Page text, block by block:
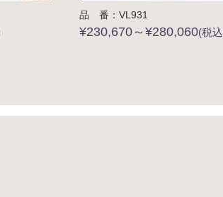
品 番：VL931
¥230,670～¥280,060(税